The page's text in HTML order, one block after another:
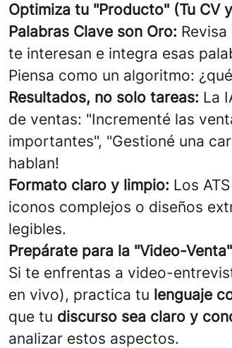
Optimiza tu "Producto" (Tu CV
Palabras Clave son Oro:
te interesan e integra esas
Piensa como un algoritmo:
Resultados, no solo tareas: La
de ventas: "Incrementé las
importantes", "Gestioné una
hablan!
Formato claro y limpio: Los
iconos complejos o diseños
legibles.
Prepárate para la "Video-
Si te enfrentas a video-
en vivo), practica tu lenguaje
que tu discurso sea claro y
analizar estos aspectos.